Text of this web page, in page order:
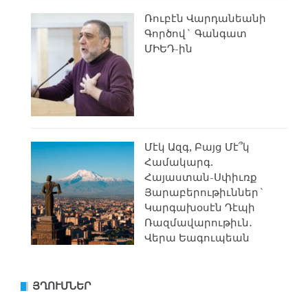
Ռուբէն Վարդանեանի
Գործով` Գանգատ
ՄԻԵԴ-ին
Մէկ Ազգ, Բայց Մէ՞կ
Համակարգ.
Հայաստան-Սփիւռք
Յարաբերութիւններ`
Կարգախօսէն Դէպի
Ռազմավարութիւն․
Վերա Եագուպեան
ՅՂՈՒՄՆԵՐ